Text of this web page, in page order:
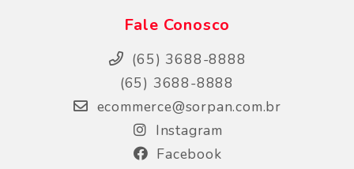
Fale Conosco
(65) 3688-8888
(65) 3688-8888
ecommerce@sorpan.com.br
Instagram
Facebook